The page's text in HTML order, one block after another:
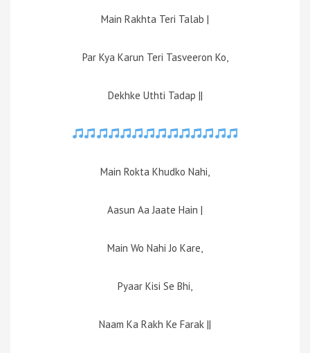
Main Rakhta Teri Talab |
Par Kya Karun Teri Tasveeron Ko,
Dekhke Uthti Tadap ||
Main Rokta Khudko Nahi,
Aasun Aa Jaate Hain |
Main Wo Nahi Jo Kare,
Pyaar Kisi Se Bhi,
Naam Ka Rakh Ke Farak ||